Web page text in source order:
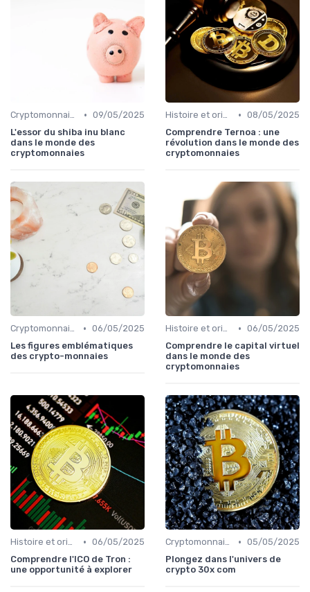
Cryptomonnaies populaires • 09/05/2025
L'essor du shiba inu blanc
dans le monde des
cryptomonnaies
Histoire et origines des cryptomonnaies • 08/05/2025
Comprendre Ternoa : une
révolution dans le monde des
cryptomonnaies
Cryptomonnaies populaires • 06/05/2025
Les figures emblématiques
des crypto-monnaies
Histoire et origines des cryptomonnaies • 06/05/2025
Comprendre le capital virtuel
dans le monde des
cryptomonnaies
Histoire et origines des cryptomonnaies • 06/05/2025
Comprendre l'ICO de Tron :
une opportunité à explorer
Cryptomonnaies populaires • 05/05/2025
Plongez dans l'univers de
crypto 30x com